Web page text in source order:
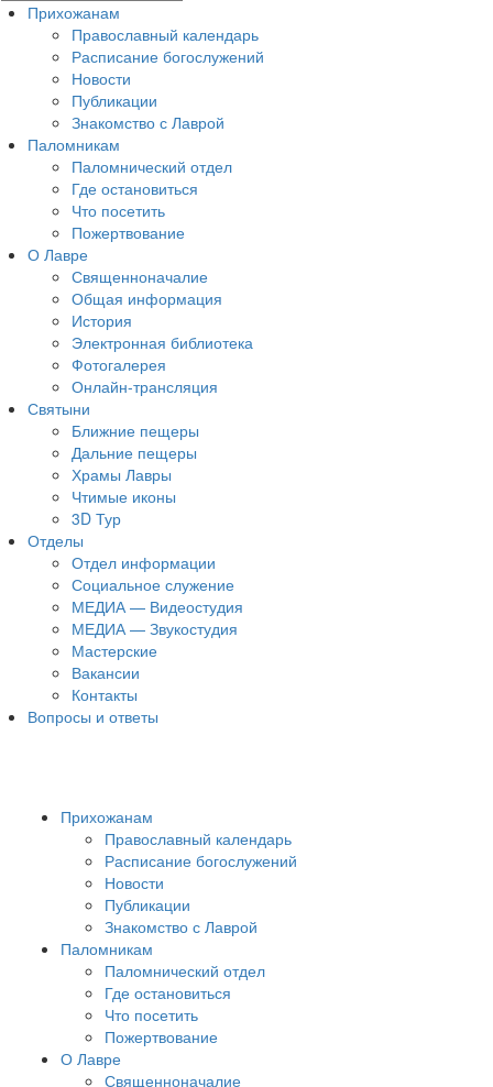
Прихожанам
Православный календарь
Расписание богослужений
Новости
Публикации
Знакомство с Лаврой
Паломникам
Паломнический отдел
Где остановиться
Что посетить
Пожертвование
О Лавре
Священноначалие
Общая информация
История
Электронная библиотека
Фотогалерея
Онлайн-трансляция
Святыни
Ближние пещеры
Дальние пещеры
Храмы Лавры
Чтимые иконы
3D Тур
Отделы
Отдел информации
Социальное служение
МЕДИА — Видеостудия
МЕДИА — Звукостудия
Мастерские
Вакансии
Контакты
Вопросы и ответы
Прихожанам
Православный календарь
Расписание богослужений
Новости
Публикации
Знакомство с Лаврой
Паломникам
Паломнический отдел
Где остановиться
Что посетить
Пожертвование
О Лавре
Священноначалие